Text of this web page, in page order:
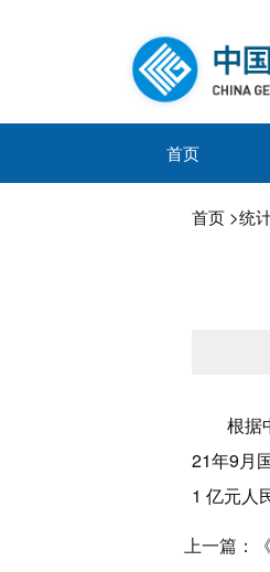
首页
首页 >统
根据
21年9月
1 亿元人
上一篇：